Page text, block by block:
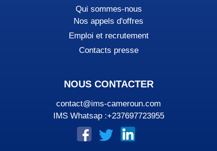
Qui sommes-nous
Nos appels d'offres
Emploi et recrutement
Contacts presse
NOUS CONTACTER
contact@ims-cameroun.com
IMS Whatsap :+237697723955